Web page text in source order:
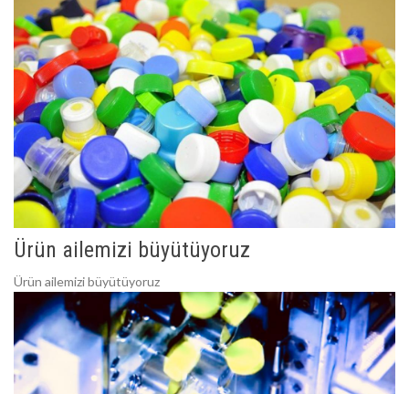
Ürün ailemizi büyütüyoruz
Ürün ailemizi büyütüyoruz